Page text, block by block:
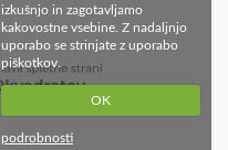
izkušnjo in zagotavljamo
kakovostne vsebine. Z nadaljnjo
uporabo se strinjate z uporabo
piškotkov.
OK
podrobnosti